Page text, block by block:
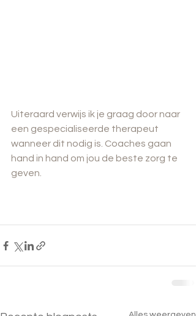
Uiteraard verwijs ik je graag door naar
een gespecialiseerde therapeut
wanneer dit nodig is. Coaches gaan
hand in hand om jou de beste zorg te
geven.